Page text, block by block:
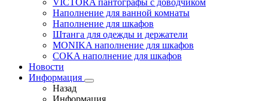
VICTORA пантографы с доводчиком
Наполнение для ванной комнаты
Наполнение для шкафов
Штанга для одежды и держатели
MONIKA наполнение для шкафов
COKA наполнение для шкафов
Новости
Информация
Назад
Информация